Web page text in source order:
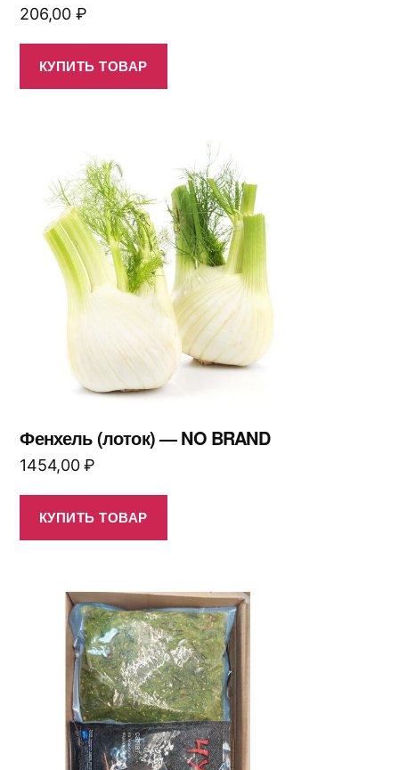
206,00 ₽
КУПИТЬ ТОВАР
Фенхель (лоток) — NO BRAND
1454,00₽
КУПИТЬ ТОВАР